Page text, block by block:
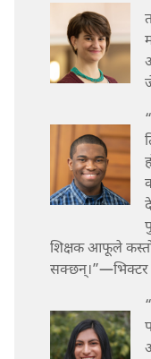
शिक्षक आफूले कस्तो